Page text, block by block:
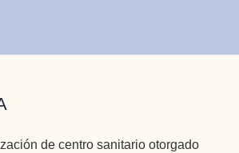
de centro sanitario otorgado